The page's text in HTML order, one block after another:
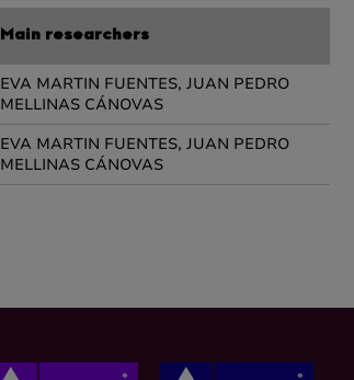
Main researchers
EVA MARTIN FUENTES, JUAN PEDRO
MELLINAS CÁNOVAS
EVA MARTIN FUENTES, JUAN PEDRO
MELLINAS CÁNOVAS